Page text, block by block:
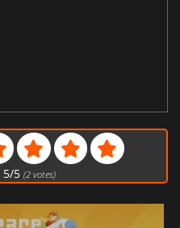
5/5 (2votes)